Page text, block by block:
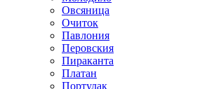
Овсяница
Очиток
Павлония
Перовския
Пираканта
Платан
Портулак